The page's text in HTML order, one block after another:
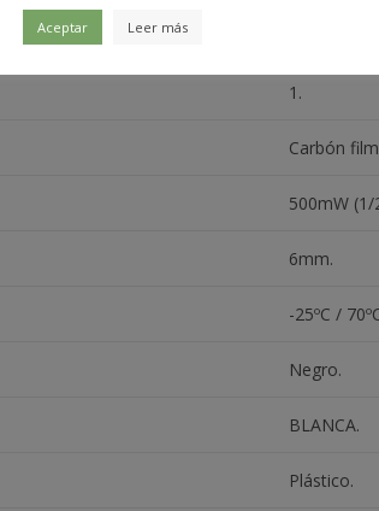
1.
Carbón
500mW (1/
6mm.
-25ºC /
Negro.
BLANCA.
Plástico.
Aceptar Leer más